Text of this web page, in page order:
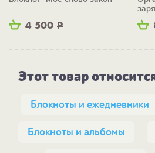
4 500 Р
вер.2
Этот товар
Блокноты и ежедневники
Блокноты и альбомы